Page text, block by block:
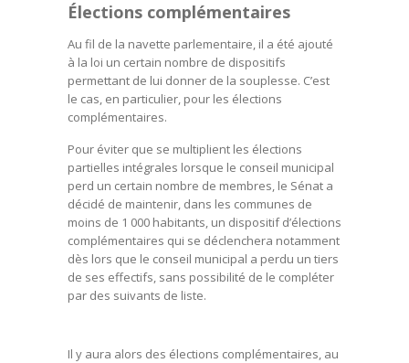
Élections complémentaires
Au fil de la navette parlementaire, il a été ajouté
à la loi un certain nombre de dispositifs
permettant de lui donner de la souplesse. C’est
le cas, en particulier, pour les élections
complémentaires.
Pour éviter que se multiplient les élections
partielles intégrales lorsque le conseil municipal
perd un certain nombre de membres, le Sénat a
décidé de maintenir, dans les communes de
moins de 1 000 habitants, un dispositif d’élections
complémentaires qui se déclenchera notamment
dès lors que le conseil municipal a perdu un tiers
de ses effectifs, sans possibilité de le compléter
par des suivants de liste.
Il y aura alors des élections complémentaires, au